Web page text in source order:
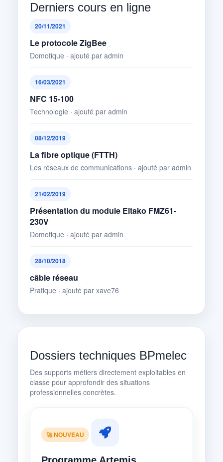
Derniers cours en ligne
20/11/2021
Le protocole ZigBee
Domotique · ajouté par admin
16/03/2021
NFC 15-100
Technologie · ajouté par admin
08/12/2019
La fibre optique (FTTH)
Les réseaux de communications · ajouté par admin
21/02/2019
Présentation du module Eltako FMZ61-
230V
Domotique · ajouté par admin
28/10/2018
câble réseau
Pratique · ajouté par xave76
Dossiers techniques BPmelec
Des supports métiers directement exploitables en
classe pour approfondir des situations
professionnelles concrètes.
🚀 NOUVEAU